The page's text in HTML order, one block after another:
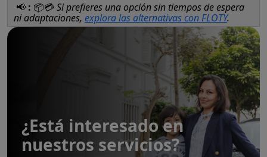
📢 : 📦💳Si prefieres una opción sin tiempos de espera
ni adaptaciones, explora las alternativas con FLOTY.
¿Está interesado en
nuestros servicios?